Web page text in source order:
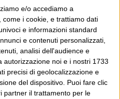
e/o accediamo a
i cookie, e trattiamo dati
e informazioni standard
e contenuti personalizzati,
analisi dell'audience e
autorizzazione noi e i nostri 1733
precisi di geolocalizzazione e
del dispositivo. Puoi fare clic
partner il trattamento per le